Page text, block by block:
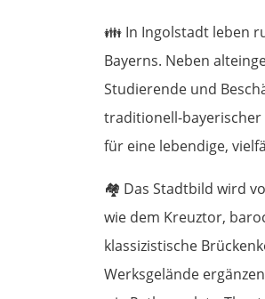
👪 In Ingolstadt leben
Bayerns. Neben
Studierende und
traditionell-
für eine lebendige,
🏘️ Das Stadtbild wird
wie dem Kreuztor,
klassizistische
Werksgelände